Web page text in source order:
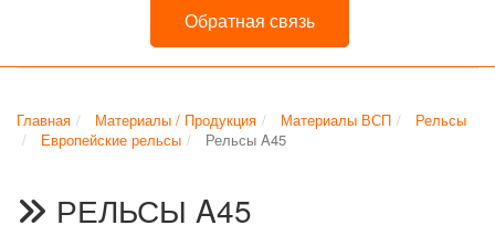
Обратная связь
Главная Материалы / Продукция Материалы ВСП
Рельсы
Европейские рельсы
Рельсы A45
РЕЛЬСЫ A45